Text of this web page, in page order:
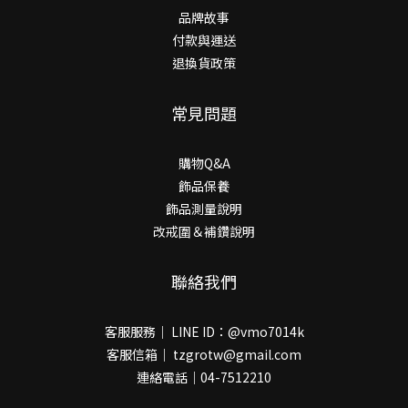
品牌故事
付款與運送
退換貨政策
常見問題
購物Q&A
飾品保養
飾品測量說明
改戒圍＆補鑽說明
聯絡我們
客服服務｜ LINE ID：@vmo7014k
客服信箱｜ tzgrotw@gmail.com
連絡電話｜04-7512210